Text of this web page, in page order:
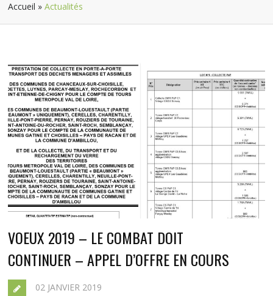
Accueil »Actualités
VOEUX 2019 – LE COMBAT DOIT
CONTINUER – APPEL D’OFFRE EN COURS
02 JANVIER 2019